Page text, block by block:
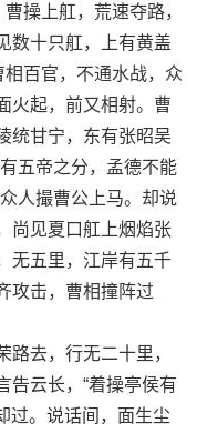
操上舡，荒速夺路，
数十只舡，上有黄盖
相百官，不通水战，众
火起，前又相射。曹
统甘宁，东有张昭吴
五帝之分，孟德不能
人撮曹公上马。却说
尚见夏口舡上烟焰张
无五里，江岸有五千
攻击，曹相撞阵过
去，行无二十里，
告云长，“着操亭侯有
过。说话间，面生尘